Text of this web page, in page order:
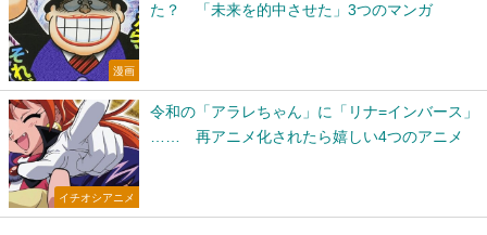
漫画
た？ 「未来を的中させた」3つのマンガ
イチオシアニメ
令和の「アラレちゃん」に「リナ=インバース」
…… 再アニメ化されたら嬉しい4つのアニメ